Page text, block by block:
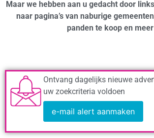
Maar we hebben aan u gedacht door
naar pagina’s van naburige
panden te koop en meer
Ontvang dagelijks nieuwe
uw zoekcriteria voldoen
e-mail alert aanmaken